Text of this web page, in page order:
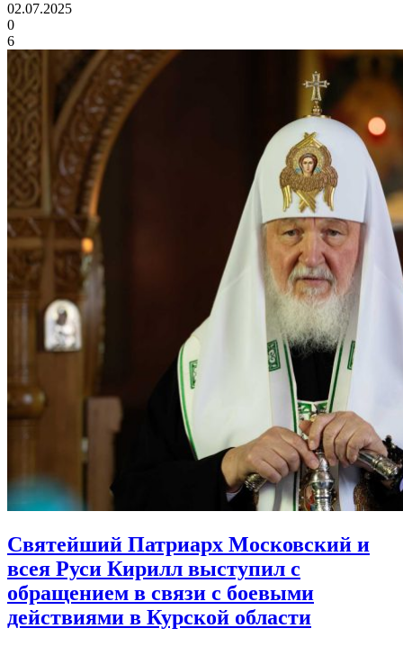
02.07.2025
0
6
Святейший Патриарх Московский и
всея Руси Кирилл выступил с
обращением в связи с боевыми
действиями в Курской области